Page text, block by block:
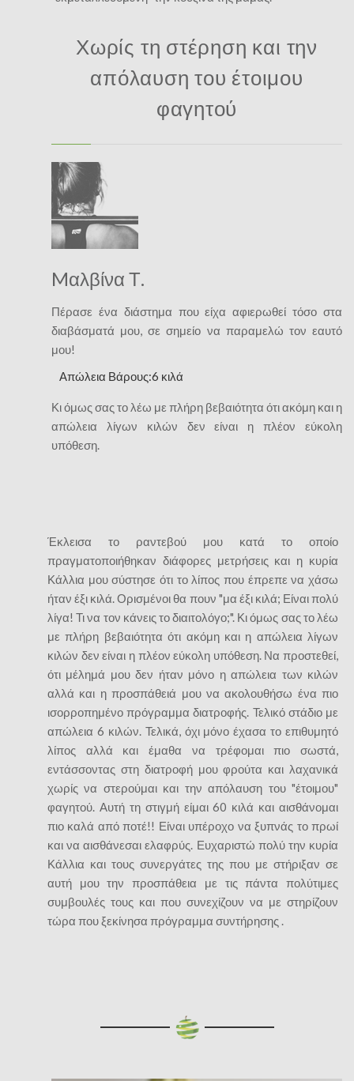
Χωρίς τη στέρηση και την
απόλαυση του έτοιμου
φαγητού
Mαλβίνα Τ.
Πέρασε ένα διάστημα που είχα αφιερωθεί τόσο στα
διαβάσματά μου, σε σημείο να παραμελώ τον εαυτό
μου!
Απώλεια Βάρους:6 κιλά
Κι όμως σας το λέω με πλήρη βεβαιότητα ότι ακόμη και η
απώλεια λίγων κιλών δεν είναι η πλέον εύκολη
υπόθεση.
Έκλεισα το ραντεβού μου κατά το οποίο
πραγματοποιήθηκαν διάφορες μετρήσεις και η κυρία
Κάλλια μου σύστησε ότι το λίπος που έπρεπε να χάσω
ήταν έξι κιλά. Ορισμένοι θα πουν "μα έξι κιλά; Είναι πολύ
λίγα! Τι να τον κάνεις το διαιτολόγο;". Κι όμως σας το λέω
με πλήρη βεβαιότητα ότι ακόμη και η απώλεια λίγων
κιλών δεν είναι η πλέον εύκολη υπόθεση. Να προστεθεί,
ότι μέλημά μου δεν ήταν μόνο η απώλεια των κιλών
αλλά και η προσπάθειά μου να ακολουθήσω ένα πιο
ισορροπημένο πρόγραμμα διατροφής. Τελικό στάδιο με
απώλεια 6 κιλών. Τελικά, όχι μόνο έχασα το επιθυμητό
λίπος αλλά και έμαθα να τρέφομαι πιο σωστά,
εντάσσοντας στη διατροφή μου φρούτα και λαχανικά
χωρίς να στερούμαι και την απόλαυση του "έτοιμου"
φαγητού. Αυτή τη στιγμή είμαι 60 κιλά και αισθάνομαι
πιο καλά από ποτέ!! Είναι υπέροχο να ξυπνάς το πρωί
και να αισθάνεσαι ελαφρύς. Ευχαριστώ πολύ την κυρία
Κάλλια και τους συνεργάτες της που με στήριξαν σε
αυτή μου την προσπάθεια με τις πάντα πολύτιμες
συμβουλές τους και που συνεχίζουν να με στηρίζουν
τώρα που ξεκίνησα πρόγραμμα συντήρησης .